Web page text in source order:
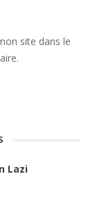
site dans le
Lazi